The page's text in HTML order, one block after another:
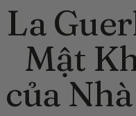
La
Mật
của